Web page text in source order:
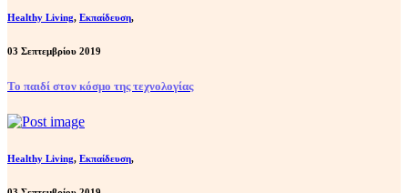
Healthy Living, Εκπαίδευση,
03 Σεπτεμβρίου 2019
Το παιδί στον κόσμο της τεχνολογίας
Healthy Living, Εκπαίδευση,